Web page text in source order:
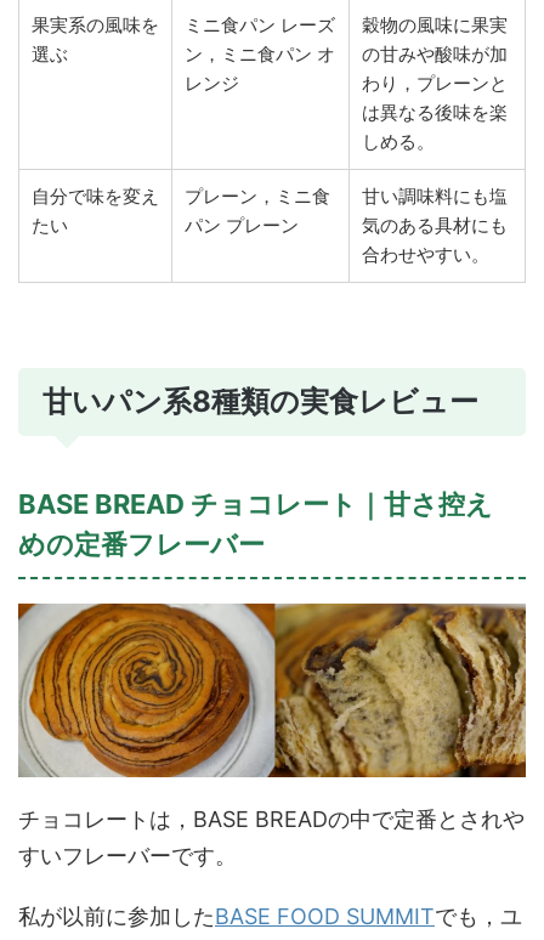
果実系の風味を
選ぶ
ミニ食パン レーズ
ン，ミニ食パン オ
レンジ
穀物の風味に果実
の甘みや酸味が加
わり，プレーンと
は異なる後味を楽
しめる。
自分で味を変え
たい
プレーン，ミニ食
パン プレーン
甘い調味料にも塩
気のある具材にも
合わせやすい。
甘いパン系8種類の実食レビュー
BASE BREAD チョコレート｜甘さ控え
めの定番フレーバー
チョコレートは，BASE BREADの中で定番とされや
すいフレーバーです。
私が以前に参加したBASE FOOD SUMMITでも，ユ